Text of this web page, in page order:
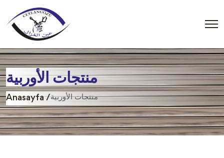
منتجات الأوربية
Anasayfa /منتجات الأوربية